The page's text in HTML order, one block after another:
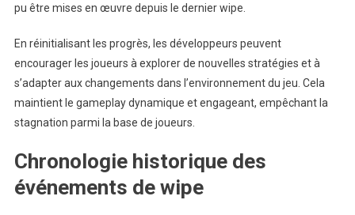
pu être mises en œuvre depuis le dernier wipe.
En réinitialisant les progrès, les développeurs peuvent
encourager les joueurs à explorer de nouvelles stratégies et à
s’adapter aux changements dans l’environnement du jeu. Cela
maintient le gameplay dynamique et engageant, empêchant la
stagnation parmi la base de joueurs.
Chronologie historique des
événements de wipe